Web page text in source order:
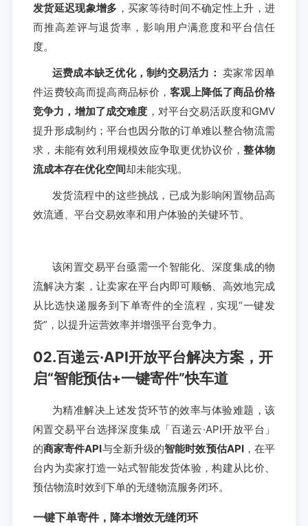
发货延迟现象增多 ，买家等待时间不确定性上升，进
而推高差评与退货率，影响用户满意度和平台信任
度。
运费成本缺乏优化，制约交易活力： 卖家常因单
件运费较高而提高商品标价，客观上降低了商品价格
竞争力，增加了成交难度 ，对平台交易活跃度和GMV
提升形成制约；平台也因分散的订单难以整合物流需
求，未能有效利用规模效应争取更优协议价，整体物
流成本存在优化空间却未能实现。
发货流程中的这些挑战，已成为影响闲置物品高
效流通、平台交易效率和用户体验的关键环节。
该闲置交易平台亟需一个智能化、深度集成的物
流解决方案，让卖家在平台内即可顺畅、高效地完成
从比选快递服务到下单寄件的全流程，实现“一键发
货”，以提升运营效率并增强平台竞争力。
02.百递云·API开放平台解决方案，开
启“智能预估+一键寄件”快车道
为精准解决上述发货环节的效率与体验难题，该
闲置交易平台选择深度集成「百递云·API开放平台」
的商家寄件API与全新升级的智能时效预估API，在平
台内为卖家打造一站式智能发货体验，构建从比价、
预估物流时效到下单的无缝物流服务闭环。
一键下单寄件，降本增效无缝闭环